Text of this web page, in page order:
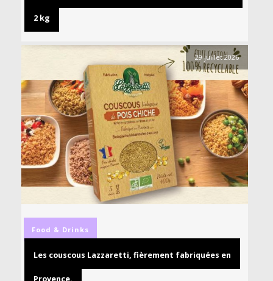
2 kg
29 juillet 2026
Food & Drinks
Les couscous Lazzaretti, fièrement fabriquées en
Provence.